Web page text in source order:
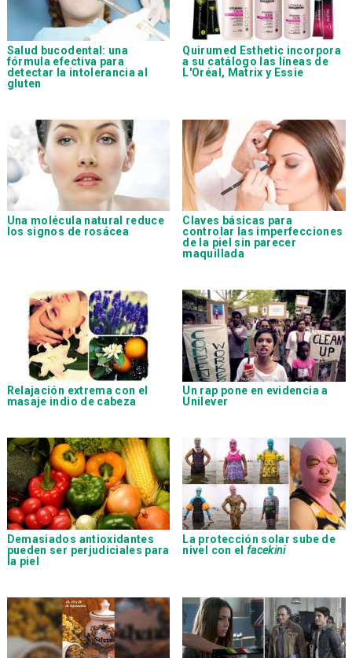
Salud bucodental: una
fórmula efectiva para
detectar la intolerancia al
gluten
Quirumed Esthetic incorpora
a su catálogo las líneas de
L'Oréal, Matrix y Essie
Una molécula natural reduce
los signos de rosácea
Claves básicas para
controlar las imperfecciones
de la piel sin parecer
maquillada
Relajación extrema con el
masaje indio de cabeza
Un rap pone en evidencia a
Unilever
Demasiados antioxidantes
pueden ser perjudiciales para
la piel
La protección solar sube de
nivel con elfacekini